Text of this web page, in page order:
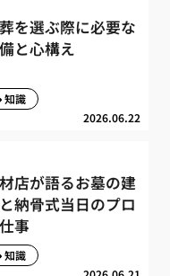
を選ぶ際に必要な
と心構え
2026.06.22
知識
店が語るお墓の建
納骨式当日のプロ
事
知識